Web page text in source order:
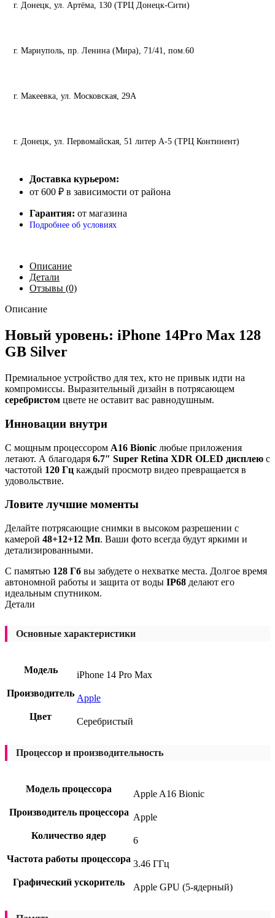
г. Донецк, ул. Артёма, 130 (ТРЦ Донецк-Сити)
г. Мариуполь, пр. Ленина (Мира), 71/41, пом.60
г. Макеевка, ул. Московская, 29А
г. Донецк, ул. Первомайская, 51 литер А-5 (ТРЦ Континент)
Доставка курьером:
от 600 ₽ в зависимости от района
Гарантия: от магазина
Подробнее об условиях
Описание
Детали
Отзывы (0)
Описание
Новый уровень: iPhone 14Pro Max 128
GB Silver
Премиальное устройство для тех, кто не привык идти на
компромиссы. Выразительный дизайн в потрясающем
серебристом цвете не оставит вас равнодушным.
Инновации внутри
С мощным процессором A16 Bionic любые приложения
летают. А благодаря 6.7″ Super Retina XDR OLED дисплею с
частотой 120 Гц каждый просмотр видео превращается в
удовольствие.
Ловите лучшие моменты
Делайте потрясающие снимки в высоком разрешении с
камерой 48+12+12 Мп. Ваши фото всегда будут яркими и
детализированными.
С памятью 128 Гб вы забудете о нехватке места. Долгое время
автономной работы и защита от воды IP68 делают его
идеальным спутником.
Детали
Основные характеристики
Модель
iPhone 14 Pro Max
Производитель Apple
Цвет
Серебристый
Процессор и производительность
Модель процессора
Apple A16 Bionic
Производитель процессора Apple
Количество ядер
6
Частота работы процессора 3.46 ГГц
Графический ускоритель
Apple GPU (5-ядерный)